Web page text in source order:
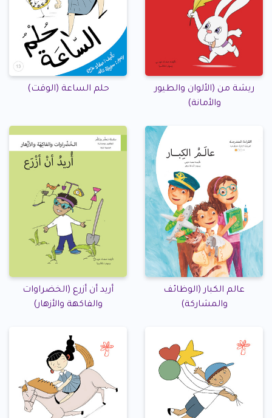
ريشة من (الألوان والطيور
والأمانة)
حلم الساعة (الوقت)
عالم الكبار (الوظائف
والمشاركة)
أريد أن أزرع (الخضراوات
والفاكهة والأزهار)